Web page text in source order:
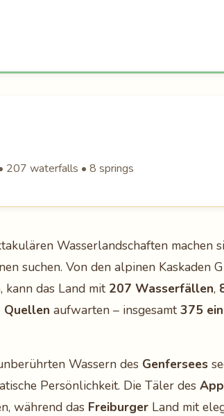
207 waterfalls • 8 springs
Wasserlandschaften machen
suchen. Von den alpinen Kaskaden
kann das Land mit 207 Wasserfällen,
Quellen aufwarten – insgesamt375
Wassern des Genfersees
Persönlichkeit. Die Täler des
während das Freiburger Land mit